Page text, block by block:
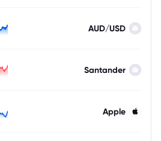
AUD/USD
Santander
Apple